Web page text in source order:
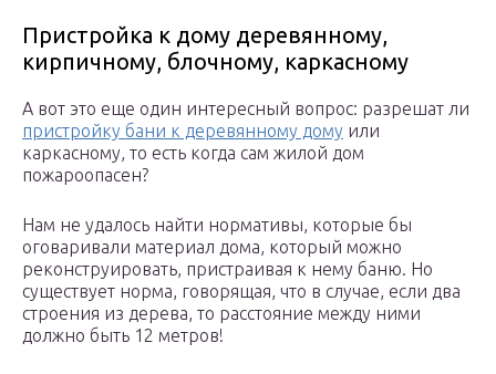
Пристройка к дому деревянному,
кирпичному, блочному, каркасному
А вот это еще один интересный вопрос: разрешат ли
пристройку бани к деревянному дому или
каркасному, то есть когда сам жилой дом
пожароопасен?
Нам не удалось найти нормативы, которые бы
оговаривали материал дома, который можно
реконструировать, пристраивая к нему баню. Но
существует норма, говорящая, что в случае, если два
строения из дерева, то расстояние между ними
должно быть 12 метров!